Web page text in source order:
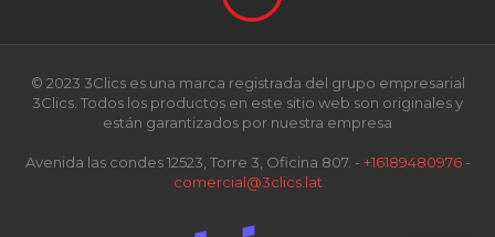
© 2023 3Clics es una marca registrada del grupo empresarial
3Clics. Todos los productos en este sitio web son originales y
están garantizados por nuestra empresa
Avenida las condes 12523, Torre 3, Oficina 807. - +16189480976-
comercial@3clics.lat